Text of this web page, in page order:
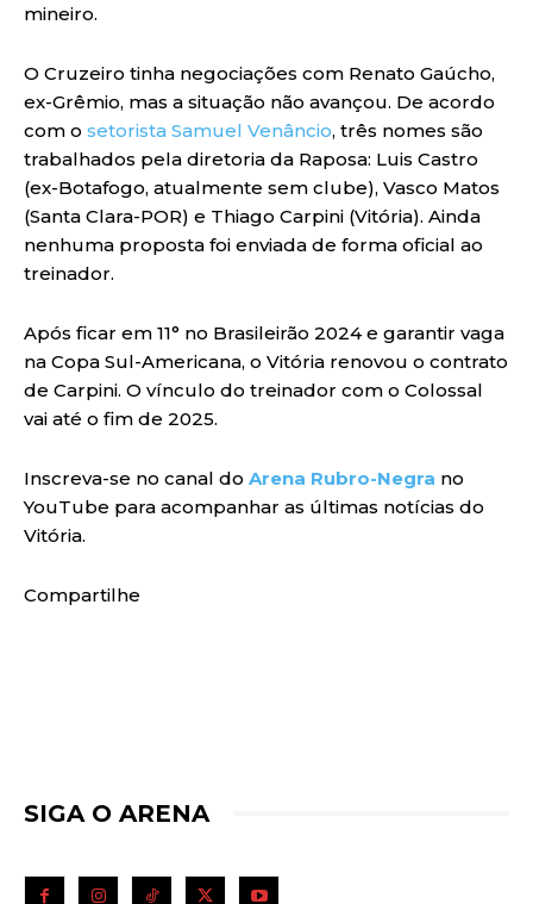
mineiro.
O Cruzeiro tinha negociações com Renato Gaúcho,
ex-Grêmio, mas a situação não avançou. De acordo
com o setorista Samuel Venâncio, três nomes são
trabalhados pela diretoria da Raposa: Luis Castro
(ex-Botafogo, atualmente sem clube), Vasco Matos
(Santa Clara-POR) e Thiago Carpini (Vitória). Ainda
nenhuma proposta foi enviada de forma oficial ao
treinador.
Após ficar em 11° no Brasileirão 2024 e garantir vaga
na Copa Sul-Americana, o Vitória renovou o contrato
de Carpini. O vínculo do treinador com o Colossal
vai até o fim de 2025.
Inscreva-se no canal do Arena Rubro-Negra no
YouTube para acompanhar as últimas notícias do
Vitória.
Compartilhe
SIGA O ARENA